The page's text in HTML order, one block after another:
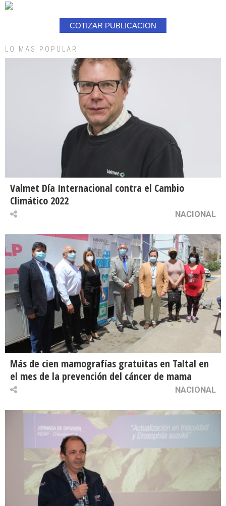
COTIZAR PUBLICACION
LO MAS POPULAR
Valmet Día Internacional contra el Cambio
Climático 2022
NACIONAL
Más de cien mamografías gratuitas en Taltal en
el mes de la prevención del cáncer de mama
NACIONAL